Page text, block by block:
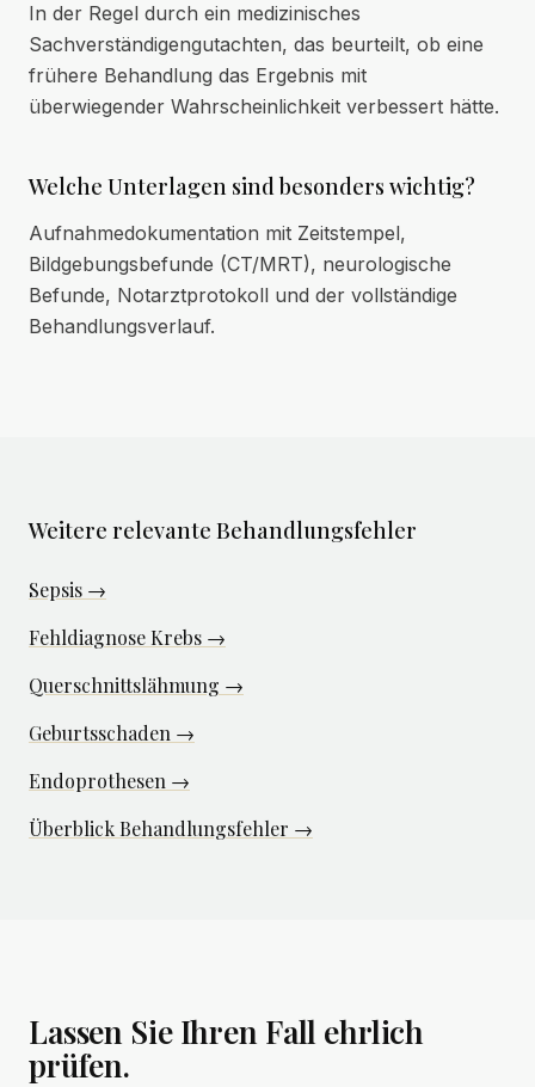
In der Regel durch ein medizinisches
Sachverständigengutachten, das beurteilt, ob eine
frühere Behandlung das Ergebnis mit
überwiegender Wahrscheinlichkeit verbessert hätte.
Welche Unterlagen sind besonders wichtig?
Aufnahmedokumentation mit Zeitstempel,
Bildgebungsbefunde (CT/MRT), neurologische
Befunde, Notarztprotokoll und der vollständige
Behandlungsverlauf.
Weitere relevante Behandlungsfehler
Sepsis →
Fehldiagnose Krebs →
Querschnittslähmung →
Geburtsschaden →
Endoprothesen →
Überblick Behandlungsfehler →
Lassen Sie Ihren Fall ehrlich
prüfen.